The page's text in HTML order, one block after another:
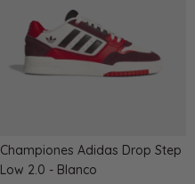
Championes Adidas Drop Step
Low 2.0 - Blanco